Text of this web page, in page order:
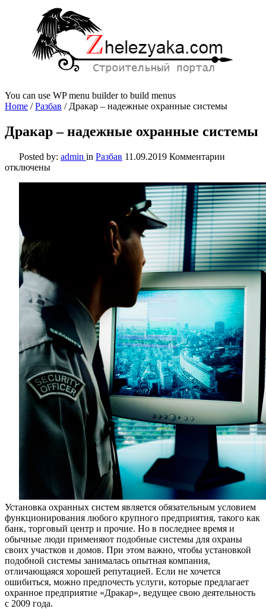
You can use WP menu builder to build menus
Home /Разбав / Дракар – надежные охранные системы
Дракар – надежные охранные системы
Posted by: admin in Разбав 11.09.2019 Комментарии
–
надежные
охранные
системы
отключены
Установка охранных систем является обязательным условием
функционирования любого крупного предприятия, такого как
банк, торговый центр и прочие. Но в последнее время и
обычные люди применяют подобные системы для охраны
своих участков и домов. При этом важно, чтобы установкой
подобной системы занималась опытная компания,
отличающаяся хорошей репутацией. Если не хочется
ошибиться, можно предпочесть услуги, которые предлагает
охранное предприятие «Дракар», ведущее свою деятельность
с 2009 года.